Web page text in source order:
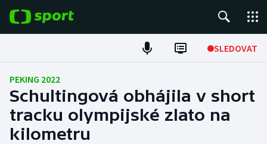
SLEDOVAT
Fotbal
Hokej
Tenis
PEKING 2022
Schultingová obhájila v short
tracku olympijské zlato na
kilometru